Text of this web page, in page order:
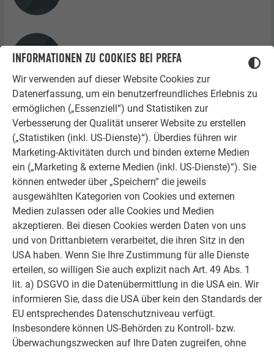
INFORMATIONEN ZU COOKIES BEI PREFA
Wir verwenden auf dieser Website Cookies zur
Datenerfassung, um ein benutzerfreundliches Erlebnis zu
ermöglichen („Essenziell“) und Statistiken zur
Verbesserung der Qualität unserer Website zu erstellen
(„Statistiken (inkl. US-Dienste)“). Überdies führen wir
Marketing-Aktivitäten durch und binden externe Medien
ein („Marketing & externe Medien (inkl. US-Dienste)“). Sie
können entweder über „Speichern“ die jeweils
ausgewählten Kategorien von Cookies und externen
Medien zulassen oder alle Cookies und Medien
akzeptieren. Bei diesen Cookies werden Daten von uns
und von Drittanbietern verarbeitet, die ihren Sitz in den
USA haben. Wenn Sie Ihre Zustimmung für alle Dienste
erteilen, so willigen Sie auch explizit nach Art. 49 Abs. 1
lit. a) DSGVO in die Datenübermittlung in die USA ein. Wir
informieren Sie, dass die USA über kein den Standards der
EU entsprechendes Datenschutzniveau verfügt.
Insbesondere können US-Behörden zu Kontroll- bzw.
Überwachungszwecken auf Ihre Daten zugreifen, ohne
Trennlage
Kontakt mit anderen
Materialien
Lagerung und Transport
Allgemeine Hinweise
Reinigung